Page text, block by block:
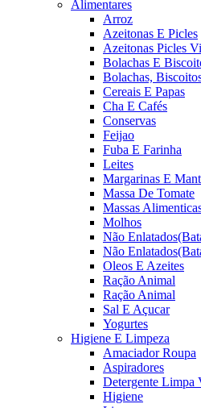
Alimentares
Arroz
Azeitonas E Picles
Azeitonas Picles
Bolachas E
Bolachas,
Cereais E Papas
Cha E Cafés
Conservas
Feijao
Fuba E Farinha
Leites
Margarinas E
Massa De Tomate
Massas
Molhos
Não
Não
Oleos E Azeites
Ração Animal
Ração Animal
Sal E Açucar
Yogurtes
Higiene E Limpeza
Amaciador Roupa
Aspiradores
Detergente Limpa
Higiene